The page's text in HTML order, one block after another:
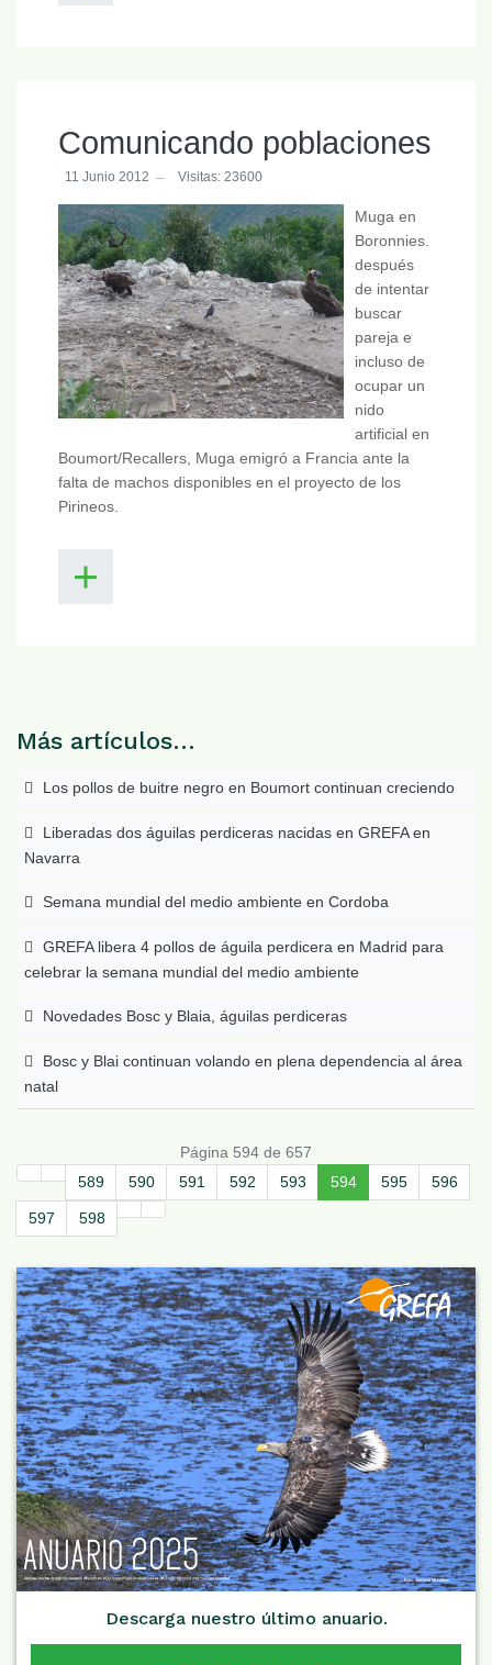
Comunicando poblaciones
11 Junio 2012 Visitas: 23600
Muga en
Boronnies.
después
de intentar
buscar
pareja e
incluso de
ocupar un
nido
artificial en
Boumort/Recallers, Muga emigró a Francia ante la
falta de machos disponibles en el proyecto de los
Pirineos.
Más artículos…
Los pollos de buitre negro en Boumort continuan creciendo
Liberadas dos águilas perdiceras nacidas en GREFA en
Navarra
Semana mundial del medio ambiente en Cordoba
GREFA libera 4 pollos de águila perdicera en Madrid para
celebrar la semana mundial del medio ambiente
Novedades Bosc y Blaia, águilas perdiceras
Bosc y Blai continuan volando en plena dependencia al área
natal
589 590 591 592 593 594 595 596
597 598
Página 594 de 657
Descarga nuestro último anuario.